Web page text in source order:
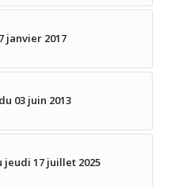
janvier 2017
03 juin 2013
jeudi 17 juillet 2025